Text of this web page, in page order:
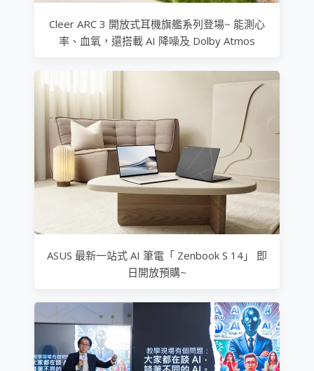
Cleer ARC 3 開放式耳機旗艦系列登場~ 能測心
率、血氧，還搭載 AI 降噪及 Dolby Atmos
ASUS 最新一站式 AI 筆電「 Zenbook S 14」 即
日開放預購~